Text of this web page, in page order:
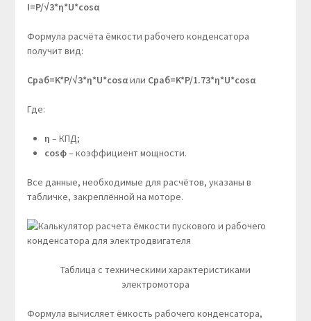
I=P/√3*η*U*cosα
Формула расчёта ёмкости рабочего конденсатора
получит вид:
Cраб=K*P/√3*η*U*cosαили Cраб=K*P/1.73*η*U*cosα
Где:
η – КПД;
cosϕ– коэффициент мощности.
Все данные, необходимые для расчётов, указаны в
табличке, закреплённой на моторе.
Таблица с техническими характеристиками
электромотора
Формула вычисляет ёмкость рабочего конденсатора,